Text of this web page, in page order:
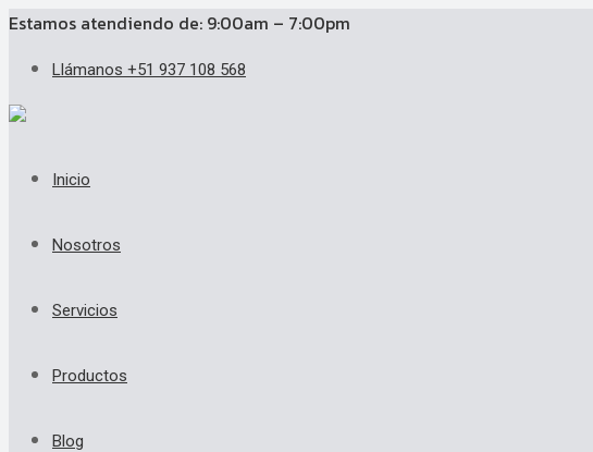
Estamos atendiendo de: 9:00am – 7:00pm
Llámanos +51 937 108 568
Inicio
Nosotros
Servicios
Productos
Blog